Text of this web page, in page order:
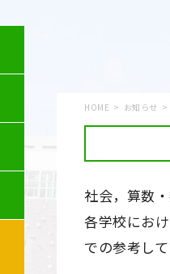
HOME お知らせ
社会，算数
各学校にお
での参考し